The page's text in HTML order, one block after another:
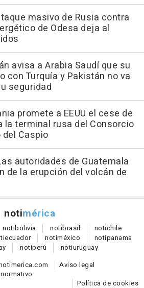
masivo de Rusia contra
de Odesa deja al
avisa a Arabia Saudí que su
con Turquía y Pakistán no va
seguridad
promete a EEUU el cese de
la terminal rusa del Consorcio
Caspio
autoridades de Guatemala
de la erupción del volcán de
notimérica
notibolivia notibrasil notichile
ecuador notiméxico notipanama
notiperú notiuruguay
Aviso legal
Política de cookies